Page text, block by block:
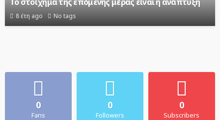
8 έτη ago No tags
0
Fans
0
Followers
0
Subscribers